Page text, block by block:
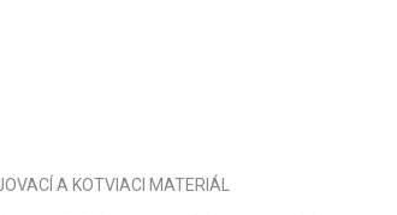
A KOTVIACI MATERIÁL